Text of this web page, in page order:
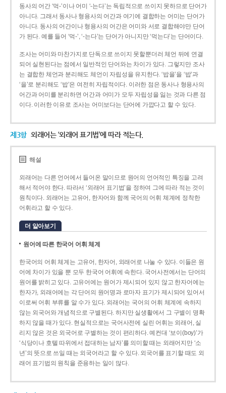
동사의 어간 ‘먹-­’이나 어미 ‘­-는다’는 독립적으로 쓰이지 못하므로 단어가
아니다. 그래서 동사나 형용사의 어간과 여기에 결합하는 어미는 단어가
아니다. 동사의 어간이나 형용사의 어간은 어미와 서로 결합해야만 단어
가 된다. 예를 들어 ‘먹-’, ‘-는다’는 단어가 아니지만 ‘먹는다’는 단어이다.
조사는 어미와 마찬가지로 단독으로 쓰이지 못할뿐더러 체언 뒤에 연결
되어 실현된다는 점에서 일반적인 단어와는 차이가 있다. 그렇지만 조사
는 결합한 체언과 분리해도 체언이 자립성을 유지한다. ‘밥을’을 ‘밥’과
‘을’로 분리해도 ‘밥’은 여전히 자립적이다. 이러한 점은 동사나 형용사의
어간과 어미를 분리하면 어간과 어미가 모두 자립성을 잃는 것과 다른 점
이다. 이러한 이유로 조사는 어미보다는 단어에 가깝다고 할 수 있다.
제3항 외래어는 ‘외래어 표기법’에 따라 적는다.
해설
외래어는 다른 언어에서 들어온 말이므로 원어의 언어적인 특징을 고려
해서 적어야 한다. 따라서 ‘외래어 표기법’을 정하여 그에 따라 적는 것이
원칙이다. 외래어는 고유어, 한자어와 함께 국어의 어휘 체계에 정착한
어휘라고 할 수 있다.
더 알아보기
원어에 따른 한국어 어휘 체계
한국어의 어휘 체계는 고유어, 한자어, 외래어로 나눌 수 있다. 이들은 원
어에 차이가 있을 뿐 모두 한국어 어휘에 속한다. 국어사전에서는 단어의
원어를 밝히고 있다. 고유어에는 원어가 제시되어 있지 않고 한자어에는
한자가, 외래어에는 각 단어의 원어명과 로마자 표기가 제시되어 있어서
이로써 어휘 부류를 알 수가 있다. 외래어는 국어의 어휘 체계에 속하지
않는 외국어와 개념적으로 구별된다. 하지만 실생활에서 그 구별이 명확
하지 않을 때가 있다. 현실적으로는 국어사전에 실린 어휘는 외래어, 실
리지 않은 것은 외국어로 구별하는 것이 편리하다. 예컨대 ‘보이(boy)’가
‘식당이나 호텔 따위에서 접대하는 남자’를 의미할 때는 외래어지만 ‘소
년’의 뜻으로 쓰일 때는 외국어라고 할 수 있다. 외국어를 표기할 때도 외
래어 표기법의 원칙을 준용하는 일이 많다.